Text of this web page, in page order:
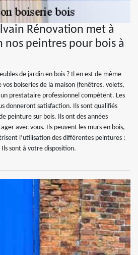
Rénovation met à
peintres pour bois à
de jardin en bois ? Il en est de même
boiseries de la maison (fenêtres, volets,
prestataire professionnel compétent. Les
donneront satisfaction. Ils sont qualifiés
peinture sur bois. Ils ont des années
avec vous. Ils peuvent les murs en bois,
l’utilisation des différentes peintures :
sont à votre disposition.